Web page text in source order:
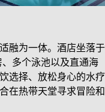
融为一体。酒店坐落于
多个泳池以及直通海
选择、放松身心的水疗
在热带天堂寻求冒险和